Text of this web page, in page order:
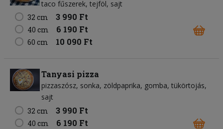
taco fűszerek tejföl sajt
32 cm
3 990 Ft
40 cm 6 190 Ft
60 cm 10 090 Ft
Tanyasi pizza
pizzaszósz sonka zöldpaprika gomba tükörtojás
sajt
32 cm
3 990 Ft
40 cm 6 190 Ft